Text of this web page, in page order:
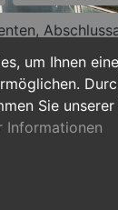
um Ihnen
Sie
Informationen
Assistenz,
und Nebenjobs
duale